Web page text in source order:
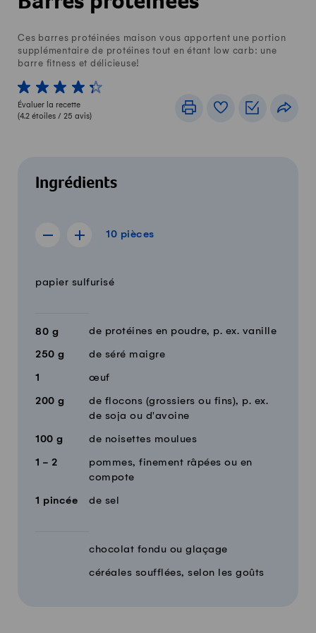
Ces barres protéinées maison vous apportent une portion
supplémentaire de protéines tout en étant low carb: une
barre fitness et délicieuse!
1 von 5 étoiles
2 von 5 étoiles
3 von 5 étoiles
4 von 5 étoiles
5 von 5 étoiles
Évaluer la recette
(4.2 étoiles / 25 avis)
ImprimerLivre de recettes
Listes de
Ingrédients
10 pièces
Afficher la recette de 9 pièces
Afficher la recette de 11 pièces
10 pièces
QuantitéIngrédients
papier sulfurisé
80 g de protéines en poudre, p. ex. vanille
250 g de séré maigre
1 œuf
200 g
de flocons (grossiers ou fins), p. ex.
de soja ou d'avoine
100 g de noisettes moulues
1 - 2
pommes, finement râpées ou en
compote
1 pincée de sel
chocolat fondu ou glaçage
céréales soufflées, selon les goûts